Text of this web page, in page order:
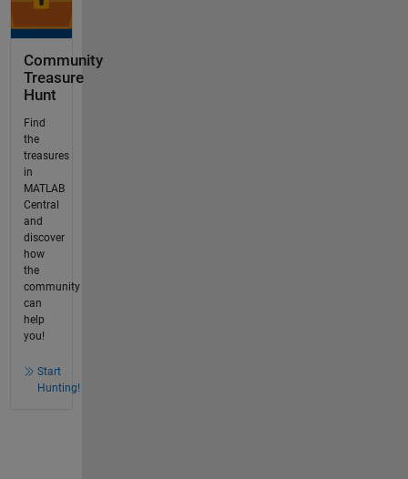
Community
Treasure
Hunt
Find
the
treasures
in
MATLAB
Central
and
discover
how
the
community
can
help
you!
Start
Hunting!